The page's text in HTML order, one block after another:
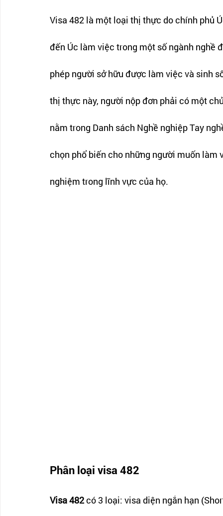
Visa 482 là một loại thị thực do chính phủ
đến Úc làm việc trong một số ngành
phép người sở hữu được làm việc và sinh
thị thực này, người nộp đơn phải có một
nằm trong Danh sách Nghề nghiệp Tay
chọn phổ biến cho những người muốn
nghiệm trong lĩnh vực của họ.
Phân loại visa 482
Visa 482 có 3 loại: visa diện ngắn hạn